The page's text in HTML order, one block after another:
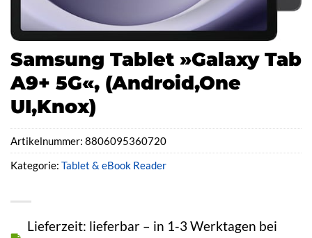
Samsung Tablet »Galaxy Tab
A9+ 5G«, (Android,One
UI,Knox)
Lieferzeit: lieferbar – in 1-3 Werktagen bei
Artikelnummer: 8806095360720
Kategorie: Tablet & eBook Reader